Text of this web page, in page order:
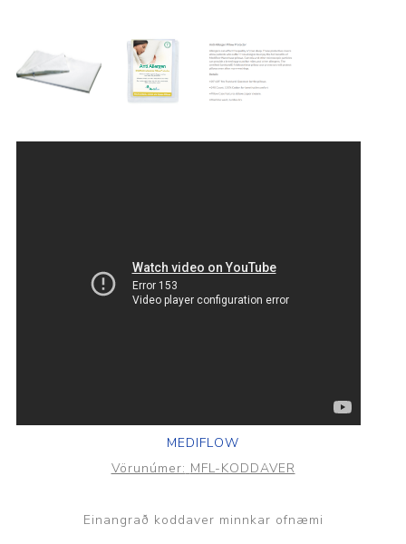
MEDIFLOW
Vörunúmer: MFL-KODDAVER
Einangrað koddaver minnkar ofnæmi